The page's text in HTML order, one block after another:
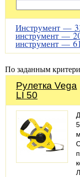
Инструмент —
инструмент —
инструмент —
По заданным
Рулетка Vega
LI 50